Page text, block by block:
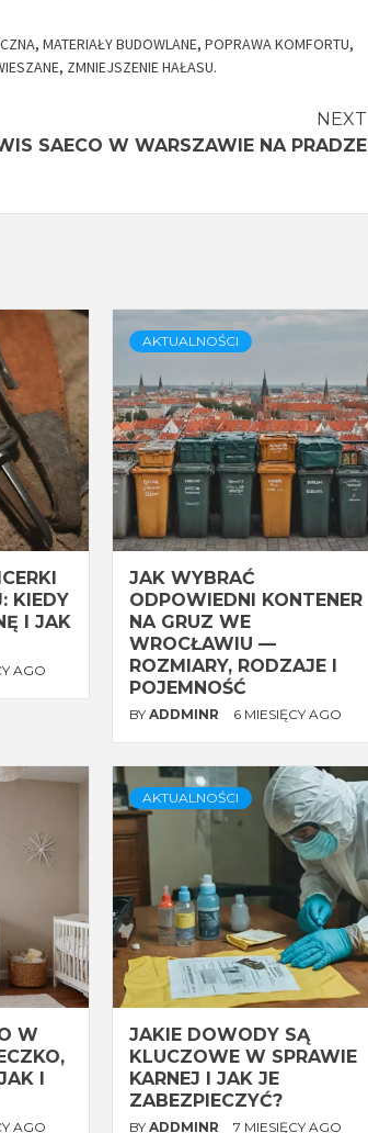
, MATERIAŁY BUDOWLANE, POPRAWA KOMFORTU,
, ZMNIEJSZENIE HAŁASU.
NEXT
SAECO W WARSZAWIE NA PRADZE
KIEDY
I JAK
AGO
AKTUALNOŚCI
JAK WYBRAĆ
ODPOWIEDNI KONTENER
NA GRUZ WE
WROCŁAWIU —
ROZMIARY, RODZAJE I
POJEMNOŚĆ
BY ADDMINR 6 MIESIĘCY AGO
W
I
AGO
AKTUALNOŚCI
JAKIE DOWODY SĄ
KLUCZOWE W SPRAWIE
KARNEJ I JAK JE
ZABEZPIECZYĆ?
BY ADDMINR 7 MIESIĘCY AGO